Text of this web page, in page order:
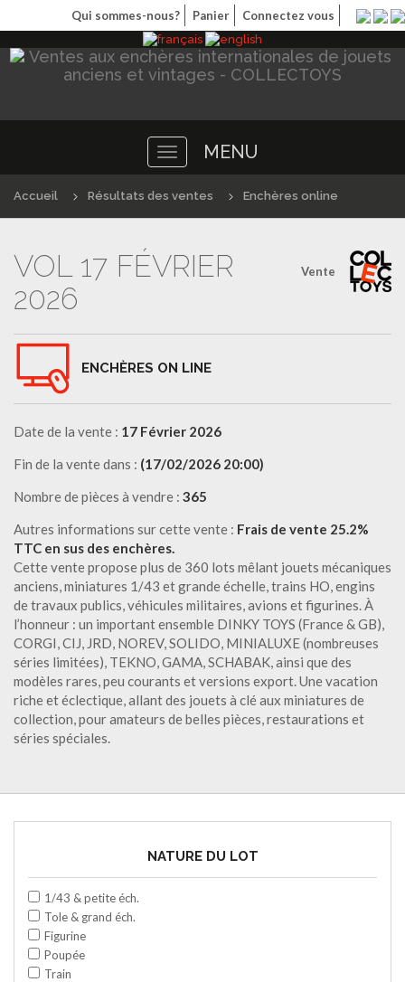
Qui sommes-nous? Panier Connectez vous
Toggle
navigation
MENU
Accueil Résultats des ventes Enchères online
Vente
VOL 17 FÉVRIER
2026
ENCHÈRES ON LINE
Date de la vente : 17 Février 2026
Fin de la vente dans : (17/02/2026 20:00)
Nombre de pièces à vendre : 365
Autres informations sur cette vente : Frais de vente 25.2%
TTC en sus des enchères.
Cette vente propose plus de 360 lots mêlant jouets mécaniques
anciens, miniatures 1/43 et grande échelle, trains HO, engins
de travaux publics, véhicules militaires, avions et figurines. À
l’honneur : un important ensemble DINKY TOYS (France & GB),
CORGI, CIJ, JRD, NOREV, SOLIDO, MINIALUXE (nombreuses
séries limitées), TEKNO, GAMA, SCHABAK, ainsi que des
modèles rares, peu courants et versions export. Une vacation
riche et éclectique, allant des jouets à clé aux miniatures de
collection, pour amateurs de belles pièces, restaurations et
séries spéciales.
NATURE DU LOT
1/43 & petite éch.
Tole & grand éch.
Figurine
Poupée
Train